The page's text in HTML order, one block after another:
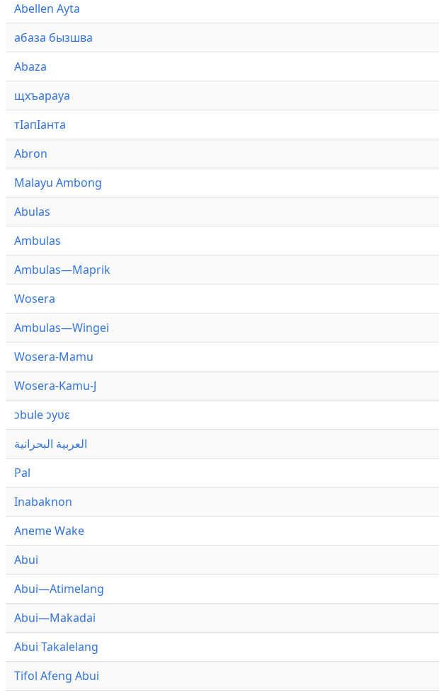
Abellen Ayta
абаза бызшва
Abaza
щхъарауа
тӏапӏанта
Abron
Malayu Ambong
Abulas
Ambulas
Ambulas—Maprik
Wosera
Ambulas—Wingei
Wosera-Mamu
Wosera-Kamu-J
ɔbule ɔyʋɛ
العربية البحرانية
Pal
Inabaknon
Aneme Wake
Abui
Abui—Atimelang
Abui—Makadai
Abui Takalelang
Tifol Afeng Abui